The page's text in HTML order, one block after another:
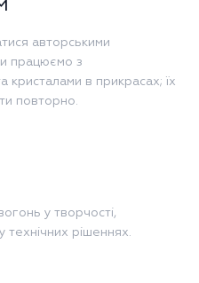
авторськими
працюємо з
кристалами в прикрасах; їх
повторно.
у творчості,
технічних рішеннях.